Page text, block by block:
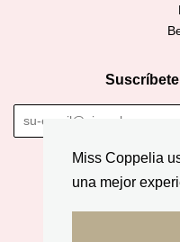
Miss Coppelia
una mejorCopyright ©